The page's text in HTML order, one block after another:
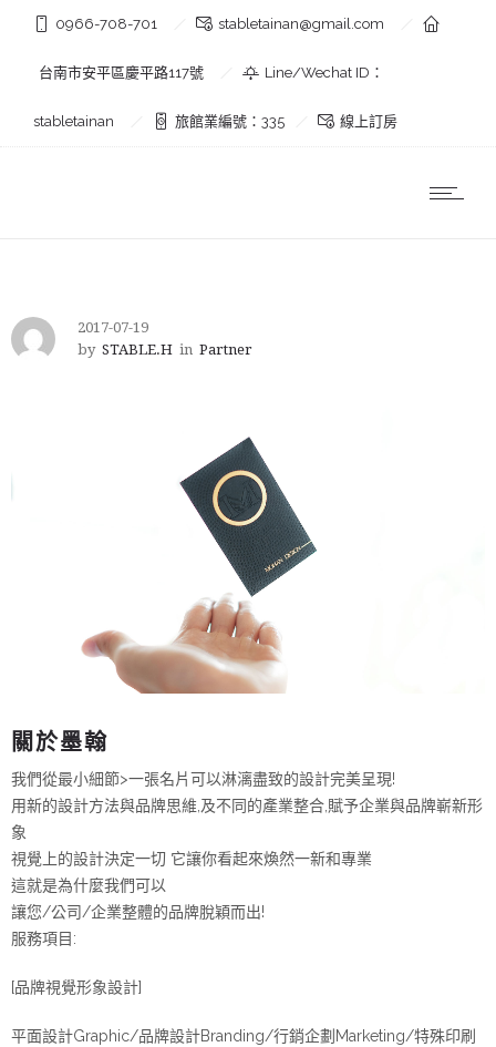
0966-708-701 stabletainan@gmail.com
台南市安平區慶平路117號 Line/Wechat ID：
stabletainan 旅館業編號：335 線上訂房
2017-07-19
by STABLE.H in Partner
關於墨翰
我們從最小細節>一張名片可以淋漓盡致的設計完美呈現!
用新的設計方法與品牌思維,及不同的產業整合,賦予企業與品牌嶄新形
象
視覺上的設計決定一切 它讓你看起來煥然一新和專業
這就是為什麼我們可以
讓您/公司/企業整體的品牌脫穎而出!
服務項目:
[品牌視覺形象設計]
平面設計Graphic/品牌設計Branding/行銷企劃Marketing/特殊印刷